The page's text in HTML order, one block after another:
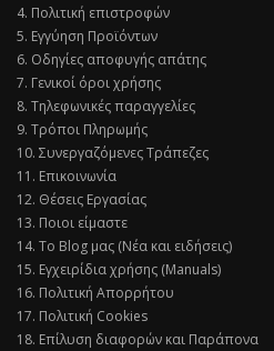
4. Πολιτική επιστροφών
5. Εγγύηση Προϊόντων
6. Οδηγίες αποφυγής απάτης
7. Γενικοί όροι χρήσης
8. Τηλεφωνικές παραγγελίες
9. Τρόποι Πληρωμής
10. Συνεργαζόμενες Τράπεζες
11. Επικοινωνία
12. Θέσεις Εργασίας
13. Ποιοι είμαστε
14. Το Blog μας (Νέα και ειδήσεις)
15. Εγχειρίδια χρήσης (Manuals)
16. Πολιτική Απορρήτου
17. Πολιτική Cookies
18. Επίλυση διαφορών και Παράπονα